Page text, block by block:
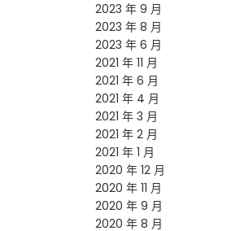
2023 年 9 月
2023 年 8 月
2023 年 6 月
2021 年 11 月
2021 年 6 月
2021 年 4 月
2021 年 3 月
2021 年 2 月
2021 年 1 月
2020 年 12 月
2020 年 11 月
2020 年 9 月
2020 年 8 月